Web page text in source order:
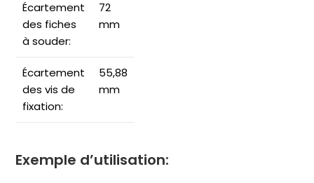
Écartement
des fiches
à souder:
72
mm
Écartement
des vis de
fixation:
55,88
mm
Exemple d’utilisation: